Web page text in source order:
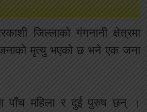
जिल्लाको गंगनानी क्षेत्रमा
जनाको मृत्यु भएको छ भने एक जना
पाँच महिला र दुई पुरुष छन् ।